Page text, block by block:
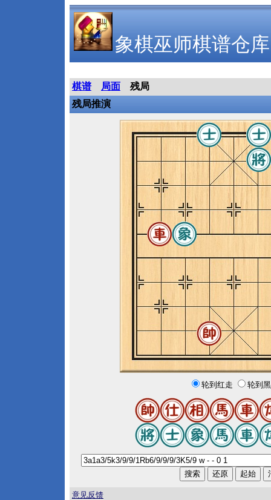
象棋巫师棋谱仓库
棋谱 局面
残局
残局推演
轮到红走 轮到
意见反馈